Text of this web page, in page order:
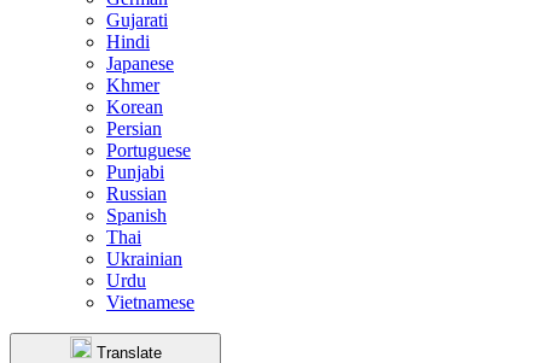
Gujarati
Hindi
Japanese
Khmer
Korean
Persian
Portuguese
Punjabi
Russian
Spanish
Thai
Ukrainian
Urdu
Vietnamese
Translate